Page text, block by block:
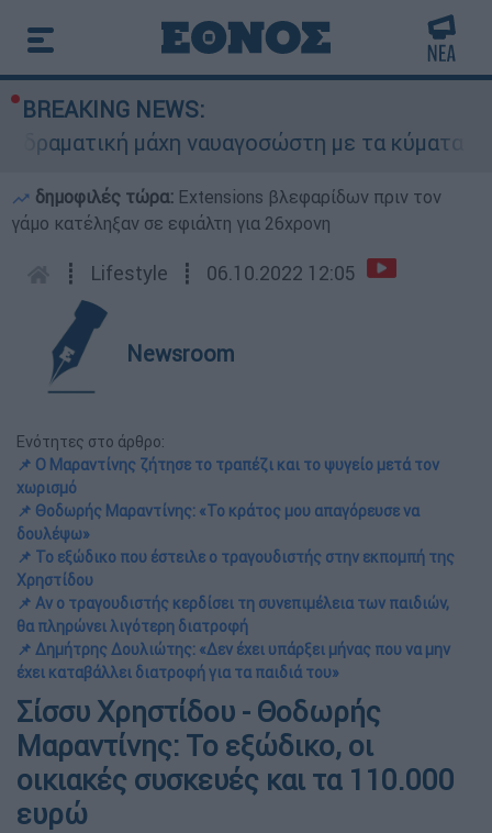
BREAKING NEWS:
μάχη ναυαγοσώστη με τα κύματα για να
δημοφιλές τώρα: Extensions βλεφαρίδων πριν τον
γάμο κατέληξαν σε εφιάλτη για 26χρονη
┋ Lifestyle ┋ 06.10.2022 12:05
Newsroom
Ενότητες στο άρθρο:
📌 Ο Μαραντίνης ζήτησε το τραπέζι και το ψυγείο μετά τον
χωρισμό
📌 Θοδωρής Μαραντίνης: «Το κράτος μου απαγόρευσε να
δουλέψω»
📌 Το εξώδικο που έστειλε ο τραγουδιστής στην εκπομπή της
Χρηστίδου
📌 Αν ο τραγουδιστής κερδίσει τη συνεπιμέλεια των παιδιών,
θα πληρώνει λιγότερη διατροφή
📌 Δημήτρης Δουλιώτης: «Δεν έχει υπάρξει μήνας που να μην
έχει καταβάλλει διατροφή για τα παιδιά του»
Σίσσυ Χρηστίδου - Θοδωρής
Μαραντίνης: Το εξώδικο, οι
οικιακές συσκευές και τα 110.000
ευρώ